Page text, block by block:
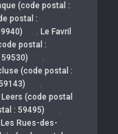
(code postal :
postal :
, Le Favril
postal :
,
(code postal :
,
Leers (code postal
: 59495) ,
Les Rues-des-